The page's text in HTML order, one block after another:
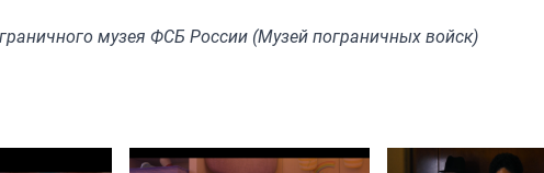
музея ФСБ России (Музей пограничных войск)